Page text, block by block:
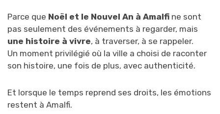
Parce que Noël et le Nouvel An à Amalfi ne sont
pas seulement des événements à regarder, mais
une histoire à vivre, à traverser, à se rappeler.
Un moment privilégié où la ville a choisi de raconter
son histoire, une fois de plus, avec authenticité.
Et lorsque le temps reprend ses droits, les émotions
restent à Amalfi.